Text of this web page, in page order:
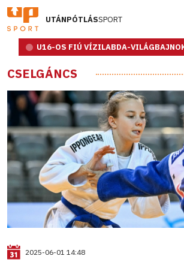
UTÁNPÓTLÁSSPORT
U16-OS FIÚ VÍZILABDA-
CSELGÁNCS
2025-06-01 14:48